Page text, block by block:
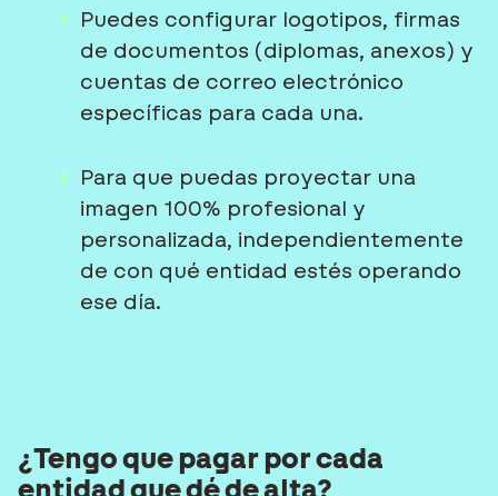
Puedes configurar logotipos, firmas
de documentos (diplomas, anexos) y
cuentas de correo electrónico
específicas para cada una.
Para que puedas proyectar una
imagen 100% profesional y
personalizada, independientemente
de con qué entidad estés operando
ese día.
¿Tengo que pagar por cada